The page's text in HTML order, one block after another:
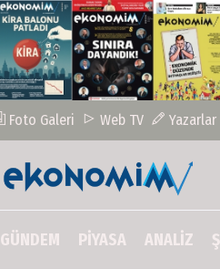
Foto Galeri Web TV Yazarlar
GÜNDEM PİYASA ANALİZ